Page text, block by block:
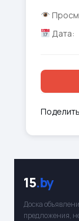
Дата:
15.by
Доска
предложения,